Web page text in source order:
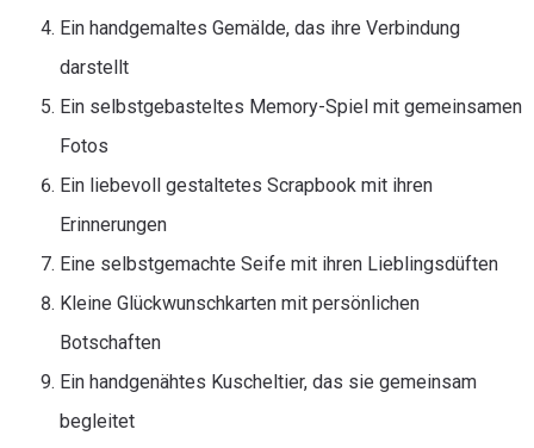
Ein handgemaltes Gemälde, das ihre Verbindung
darstellt
Ein selbstgebasteltes Memory-Spiel mit gemeinsamen
Fotos
Ein liebevoll gestaltetes Scrapbook mit ihren
Erinnerungen
Eine selbstgemachte Seife mit ihren Lieblingsdüften
Kleine Glückwunschkarten mit persönlichen
Botschaften
Ein handgenähtes Kuscheltier, das sie gemeinsam
begleitet